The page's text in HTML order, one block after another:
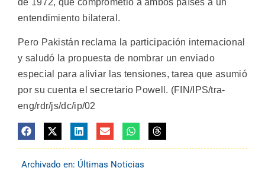
de 1972, que comprometió a ambos países a un
entendimiento bilateral.
Pero Pakistán reclama la participación internacional
y saludó la propuesta de nombrar un enviado
especial para aliviar las tensiones, tarea que asumió
por su cuenta el secretario Powell. (FIN/IPS/tra-
eng/rdr/js/dc/ip/02
Archivado en: Últimas Noticias